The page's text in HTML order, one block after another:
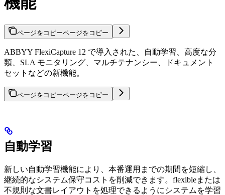
ページをコピーページをコピー
ABBYY FlexiCapture 12 で導入された、自動学習、高度な分
類、SLA モニタリング、マルチテナンシー、ドキュメント
セットなどの新機能。
ページをコピーページをコピー
自動学習
新しい自動学習機能により、本番運用までの期間を短縮し、
継続的なシステム保守コストを削減できます。flexibleまたは
不規則な文書レイアウトを処理できるようにシステムを学習